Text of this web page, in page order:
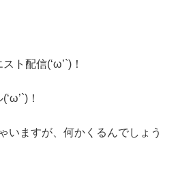
ト配信(‘ω’`)！
！
いますが、何かくるんでしょう